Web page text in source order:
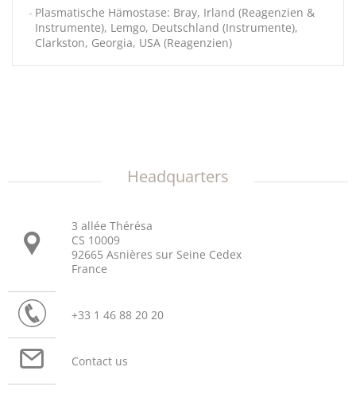
Plasmatische Hämostase: Bray, Irland (Reagenzien &
Instrumente), Lemgo, Deutschland (Instrumente),
Clarkston, Georgia, USA (Reagenzien)
Headquarters
3 allée Thérésa
CS 10009
92665 Asnières sur Seine Cedex
France
+33 1 46 88 20 20
Contact us